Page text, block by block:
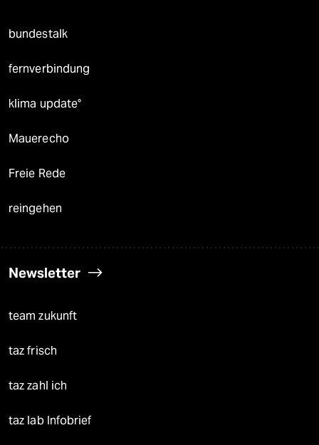
bundestalk
fernverbindung
klima update°
Mauerecho
Freie Rede
reingehen
Newsletter
team zukunft
taz frisch
taz zahl ich
taz lab Infobrief